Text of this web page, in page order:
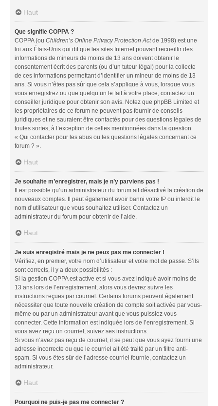
Haut
Que signifie COPPA ?
COPPA (ou Children’s Online Privacy Protection Actde 1998) est une
loi aux États-Unis qui dit que les sites Internet pouvant recueillir des
informations de mineurs de moins de 13 ans doivent obtenir le
consentement écrit des parents (ou d’un tuteur légal) pour la collecte
de ces informations permettant d’identifier un mineur de moins de 13
ans. Si vous n’êtes pas sûr que cela s’applique à vous, lorsque vous
vous enregistrez ou que quelqu’un le fait à votre place, contactez un
conseiller juridique pour obtenir son avis. Notez que phpBB Limited et
les propriétaires de ce forum ne peuvent pas fournir de conseils
juridiques et ne sauraient être contactés pour des questions légales de
toutes sortes, à l’exception de celles mentionnées dans la question
« Qui contacter pour les abus ou les questions légales concernant ce
forum ? ».
Haut
Je souhaite m’enregistrer, mais je n’y parviens pas !
Il est possible qu’un administrateur du forum ait désactivé la création de
nouveaux comptes. Il peut également avoir banni votre IP ou interdit le
nom d’utilisateur que vous souhaitez utiliser. Contactez un
administrateur du forum pour obtenir de l’aide.
Haut
Je suis enregistré mais je ne peux pas me connecter !
Vérifiez, en premier, votre nom d’utilisateur et votre mot de passe. S’ils
sont corrects, il y a deux possibilités :
Si la gestion COPPA est active et si vous avez indiqué avoir moins de
13 ans lors de l’enregistrement, alors vous devrez suivre les
instructions reçues par courriel. Certains forums peuvent également
nécessiter que toute nouvelle création de compte soit activée par vous-
même ou par un administrateur avant que vous puissiez vous
connecter. Cette information est indiquée lors de l’enregistrement. Si
vous avez reçu un courriel, suivez ses instructions.
Si vous n’avez pas reçu de courriel, il se peut que vous ayez fourni une
adresse incorrecte ou que le courriel ait été traité par un filtre anti-
spam. Si vous êtes sûr de l’adresse courriel fournie, contactez un
administrateur.
Haut
Pourquoi ne puis-je pas me connecter ?